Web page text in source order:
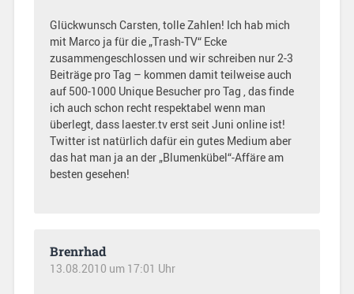
Glückwunsch Carsten, tolle Zahlen! Ich hab mich
mit Marco ja für die „Trash-TV“ Ecke
zusammengeschlossen und wir schreiben nur 2-3
Beiträge pro Tag – kommen damit teilweise auch
auf 500-1000 Unique Besucher pro Tag , das finde
ich auch schon recht respektabel wenn man
überlegt, dass laester.tv erst seit Juni online ist!
Twitter ist natürlich dafür ein gutes Medium aber
das hat man ja an der „Blumenkübel“-Affäre am
besten gesehen!
Brenrhad
13.08.2010 um 17:01 Uhr